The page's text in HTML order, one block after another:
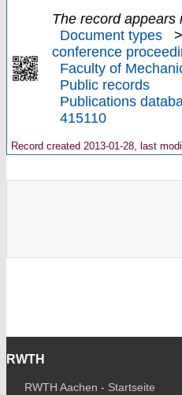
The record appears
Document types
>
conference
Faculty of
Public records
Publications
415110
Record created 2013-01-28, last
RWTH
RWTH Aachen - Startseite